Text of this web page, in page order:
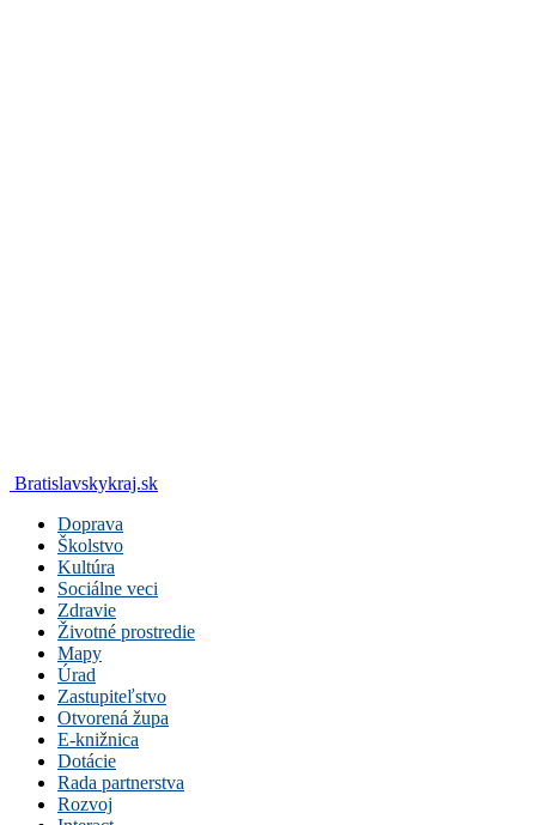
Bratislavskykraj.sk
Doprava
Školstvo
Kultúra
Sociálne veci
Zdravie
Životné prostredie
Mapy
Úrad
Zastupiteľstvo
Otvorená župa
E-knižnica
Dotácie
Rada partnerstva
Rozvoj